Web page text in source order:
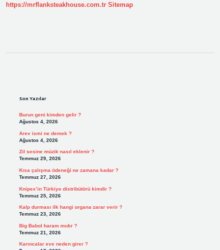
https://mrflanksteakhouse.com.tr Sitemap
Son Yazılar
Burun geni kimden gelir ?
Ağustos 4, 2026
Arev ismi ne demek ?
Ağustos 4, 2026
Zil sesine müzik nasıl eklenir ?
Temmuz 29, 2026
Kısa çalışma ödeneği ne zamana kadar ?
Temmuz 27, 2026
Knipex’in Türkiye distribütörü kimdir ?
Temmuz 25, 2026
Kalp durması ilk hangi organa zarar verir ?
Temmuz 23, 2026
Big Babol haram mıdır ?
Temmuz 21, 2026
Karıncalar eve neden girer ?